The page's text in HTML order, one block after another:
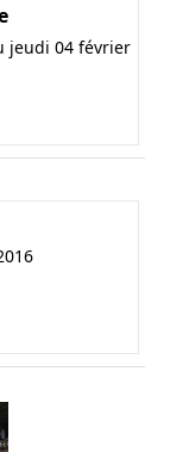
jeudi 04 février